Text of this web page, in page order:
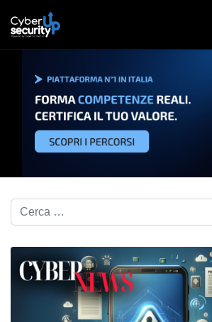
Cerca nel blog...